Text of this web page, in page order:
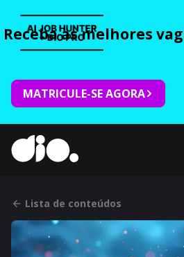
Receba as melhores
MATRICULE-SE AGORA
Lista de conteúdos